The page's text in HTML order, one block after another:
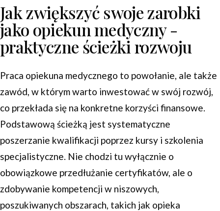
Jak zwiększyć swoje zarobki
jako opiekun medyczny -
praktyczne ścieżki rozwoju
Praca opiekuna medycznego to powołanie, ale także
zawód, w którym warto inwestować w swój rozwój,
co przekłada się na konkretne korzyści finansowe.
Podstawową ścieżką jest systematyczne
poszerzanie kwalifikacji poprzez kursy i szkolenia
specjalistyczne. Nie chodzi tu wyłącznie o
obowiązkowe przedłużanie certyfikatów, ale o
zdobywanie kompetencji w niszowych,
poszukiwanych obszarach, takich jak opieka